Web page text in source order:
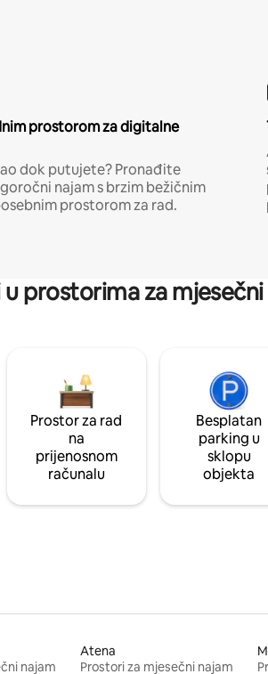
prostorom za digitalne
dok putujete? Pronađite
najam s brzim bežičnim
prostorom za rad.
u prostorima za
Prostor za rad
na
prijenosnom
računalu
Besplatan
parking u
sklopu
objekta
najam
Atena
Prostori za mjesečni najam